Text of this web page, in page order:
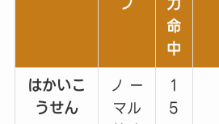
命
中
はかいこ
うせん
ノ ー
マル
1
5